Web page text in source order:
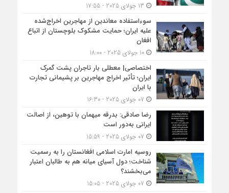
سوءاستفاده معاندین از مهاجرین اخراج‌شده
علیه ایران؛ حمایت مشکوک بلوچستان از اتباع
افغان
10 جولای 2025 - 18:00
اختصاصی| معطلی بار تاجران پشت گمرک
ایران؛ تأثیر اخراج مهاجرین بر پشیمانی تجارت
با ایران
رضا صادقی: بدرقه میهمان با توهین، از اصالت
ایرانی به‌دور است
روسیه امارت اسلامی افغانستان را به رسمیت
شناخت؛ دول آسیای میانه هم به طالبان اعتبار
می‎‌بخشند؟